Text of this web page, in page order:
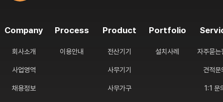
Company
회사소개
사업영역
채용정보
Process
이용안내
Product
전산기기
사무기기
사무가구
Portfolio
설치사례 자주묻는
견적문
1:1 문